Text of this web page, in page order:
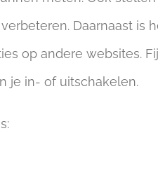
Daarnaast
op andere websites.
je in- of uitschakelen.